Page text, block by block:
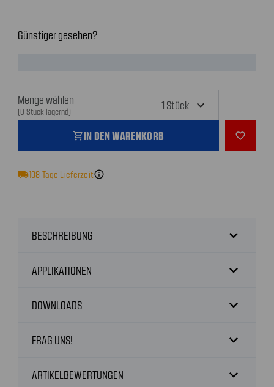
Günstiger gesehen?
Menge wählen
(0 Stück lagernd)
shopping_cartIN DEN WARENKORB favorite_outline
local_shipping108 Tage Lieferzeitinfo
BESCHREIBUNG expand_more
APPLIKATIONEN expand_more
DOWNLOADS expand_more
FRAG UNS! expand_more
ARTIKELBEWERTUNGEN expand_more